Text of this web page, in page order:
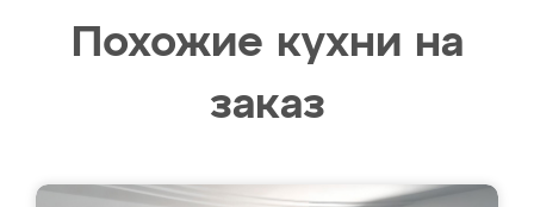
Похожие кухни на
заказ